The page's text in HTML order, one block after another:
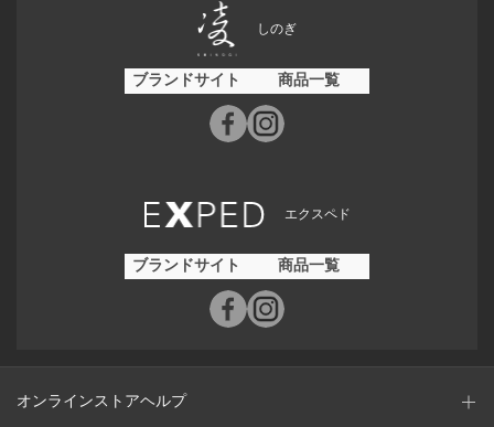
しのぎ
ブランドサイト 商品一覧
エクスペド
ブランドサイト 商品一覧
オンラインストアヘルプ